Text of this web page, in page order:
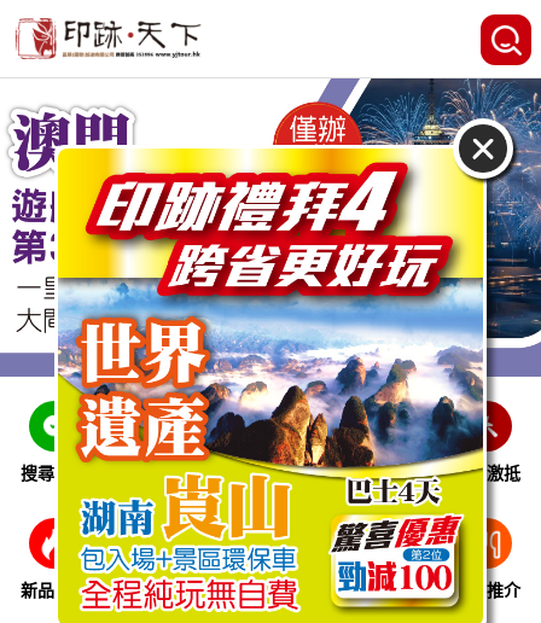
搜尋線路 跨省巴士 即時特惠 休閒娛樂 會員激抵
新品推介 季節限定 溫泉養生 買一送一 美食推介